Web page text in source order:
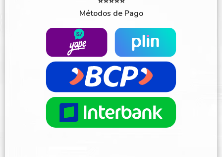
Métodos de Pago